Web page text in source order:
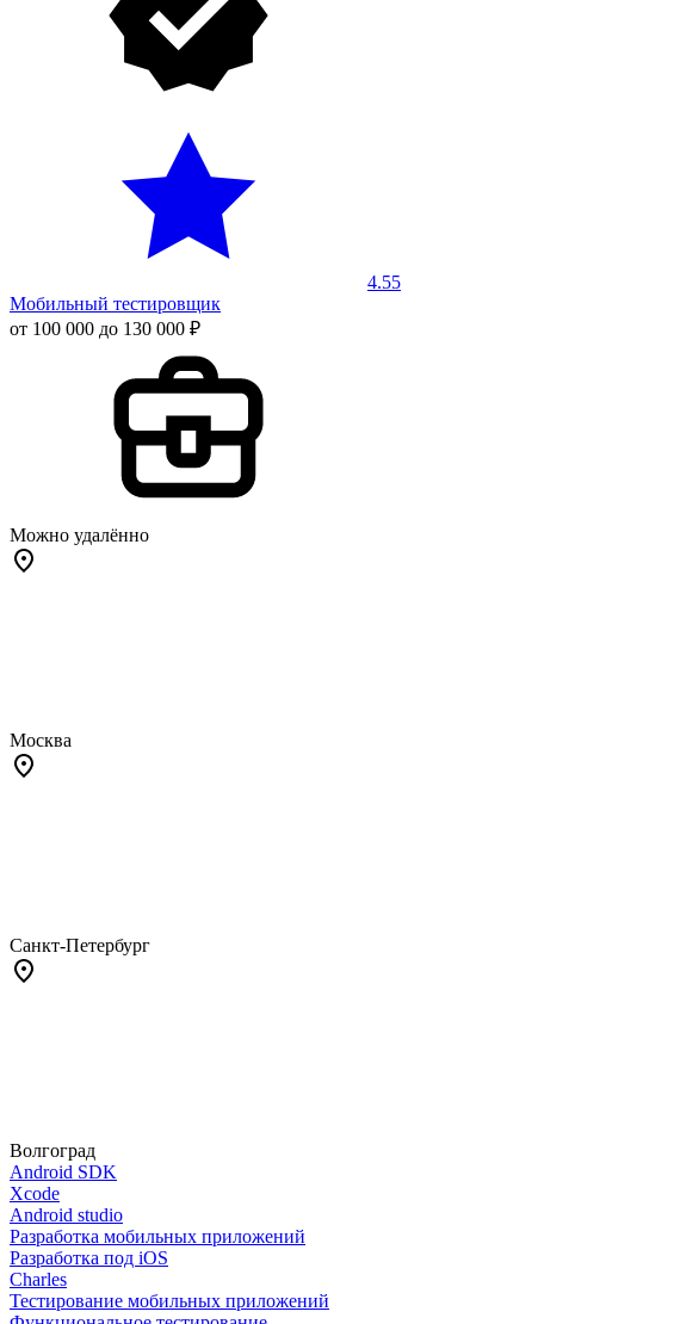
4.55
Мобильный тестировщик
от 100 000 до 130 000 ₽
Можно удалённо
Москва
Санкт-Петербург
Волгоград
Android SDK
Xcode
Android studio
Разработка мобильных приложений
Разработка под iOS
Charles
Тестирование мобильных приложений